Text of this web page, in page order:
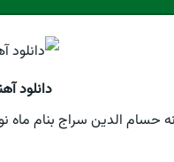
دانلود
حسام الدین سراج بنام ماه نو